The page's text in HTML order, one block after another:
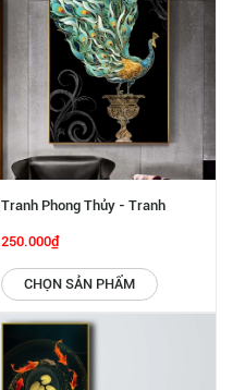
Tranh Phong Thủy - Tranh
Khổng Tước Xòe Đuôi SGP
250.000₫
CHỌN SẢN PHẨM